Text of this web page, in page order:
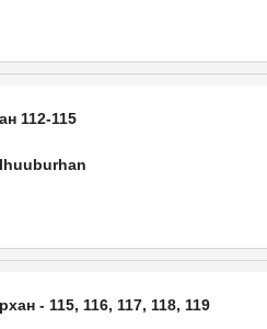
112-115
- 115, 116, 117, 118, 119